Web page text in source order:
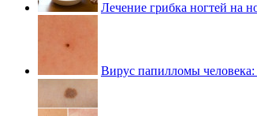
Лечение грибка ногтей на
Вирус папилломы